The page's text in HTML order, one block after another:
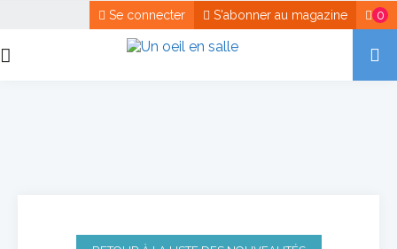
0
S'abonner au magazine
Se connecter